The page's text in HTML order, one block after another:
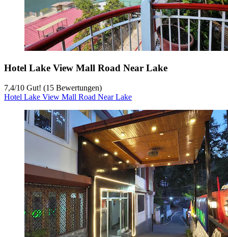
Hotel Lake View Mall Road Near Lake
7,4/10 Gut! (15 Bewertungen)
Hotel Lake View Mall Road Near Lake